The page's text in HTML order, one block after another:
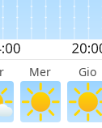
Mer Gio